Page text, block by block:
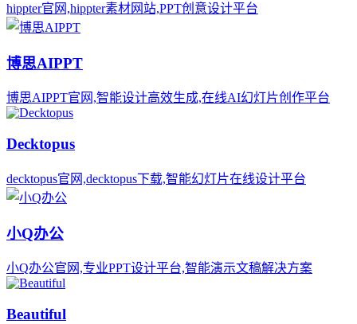
hippter官网,hippter素材网站,PPT创意设计平台
博思AIPPT
博思AIPPT官网,智能设计高效生成,在线AI幻灯片创作平台
Decktopus
decktopus官网,decktopus下载,智能幻灯片在线设计平台
小Q办公
小Q办公官网,专业PPT设计平台,智能演示文稿解决方案
Beautiful